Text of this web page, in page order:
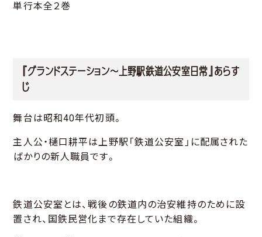
単行本全２巻
『グランドステーション～上野駅鉄道公安室日常』あらす
じ
舞台は昭和40年代初頭。
主人公・樋口耕平は上野駅「鉄道公安室」に配属された
ばかりの新人職員です。
鉄道公安室とは、戦後の鉄道内の治安維持のために設
置され、国鉄民営化まで存在していた組織。